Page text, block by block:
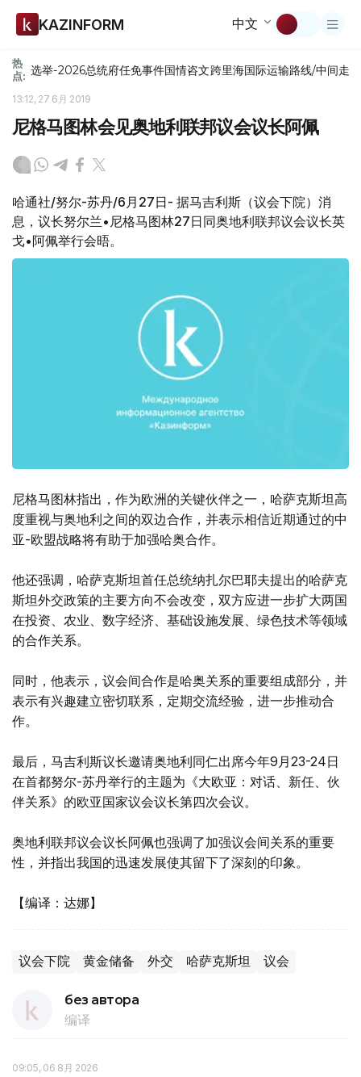
KAZINFORM 中文
热
点: 选举-2026总统府任免事件国情咨文跨里海国际运输路线/中间走廊
13:12, 27 6月 2019
尼格马图林会见奥地利联邦议会议长阿佩
哈通社/努尔-苏丹/6月27日- 据马吉利斯（议会下院）消
息，议长努尔兰•尼格马图林27日同奥地利联邦议会议长英
戈•阿佩举行会晤。
尼格马图林指出，作为欧洲的关键伙伴之一，哈萨克斯坦高
度重视与奥地利之间的双边合作，并表示相信近期通过的中
亚-欧盟战略将有助于加强哈奥合作。
他还强调，哈萨克斯坦首任总统纳扎尔巴耶夫提出的哈萨克
斯坦外交政策的主要方向不会改变，双方应进一步扩大两国
在投资、农业、数字经济、基础设施发展、绿色技术等领域
的合作关系。
同时，他表示，议会间合作是哈奥关系的重要组成部分，并
表示有兴趣建立密切联系，定期交流经验，进一步推动合
作。
最后，马吉利斯议长邀请奥地利同仁出席今年9月23-24日
在首都努尔-苏丹举行的主题为《大欧亚：对话、新任、伙
伴关系》的欧亚国家议会议长第四次会议。
奥地利联邦议会议长阿佩也强调了加强议会间关系的重要
性，并指出我国的迅速发展使其留下了深刻的印象。
【编译：达娜】
议会下院 黄金储备 外交 哈萨克斯坦 议会
без автора
编译
09:05, 06 8月 2026